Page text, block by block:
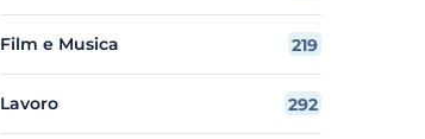
Film e Musica 219
Lavoro 292